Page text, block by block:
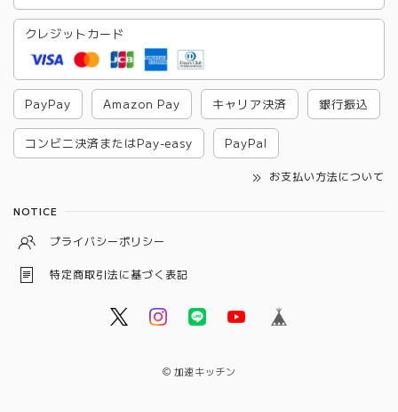
クレジットカード
PayPay Amazon Pay キャリア決済 銀行振込
コンビニ決済またはPay-easy PayPal
お支払い方法について
NOTICE
プライバシーポリシー
特定商取引法に基づく表記
© 加速キッチン